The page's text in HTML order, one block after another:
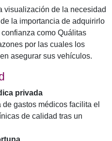
visualización de la necesidad
la importancia de adquirirlo
como Quálitas
por las cuales los
asegurar sus vehículos.
privada
gastos médicos facilita el
de calidad tras un